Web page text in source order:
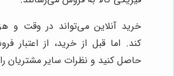
خرید آنلاین می‌تواند در وقت و
کند. اما قبل از خرید، از اعتبار
حاصل کنید و نظرات سایر مشتریان